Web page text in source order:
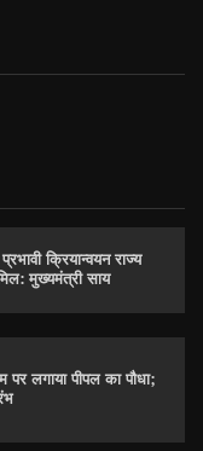
क्रियान्वयन राज्य
मुख्यमंत्री साय
लगाया पीपल का पौधा;